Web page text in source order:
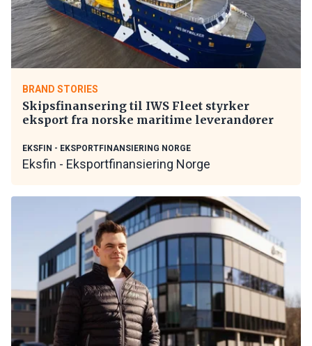
BRAND STORIES
Skipsfinansering til IWS Fleet styrker
eksport fra norske maritime leverandører
EKSFIN - EKSPORTFINANSIERING NORGE
Eksfin - Eksportfinansiering Norge